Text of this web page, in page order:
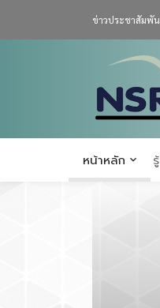
ข่าวประชาสัมพั
หน้าหลัก